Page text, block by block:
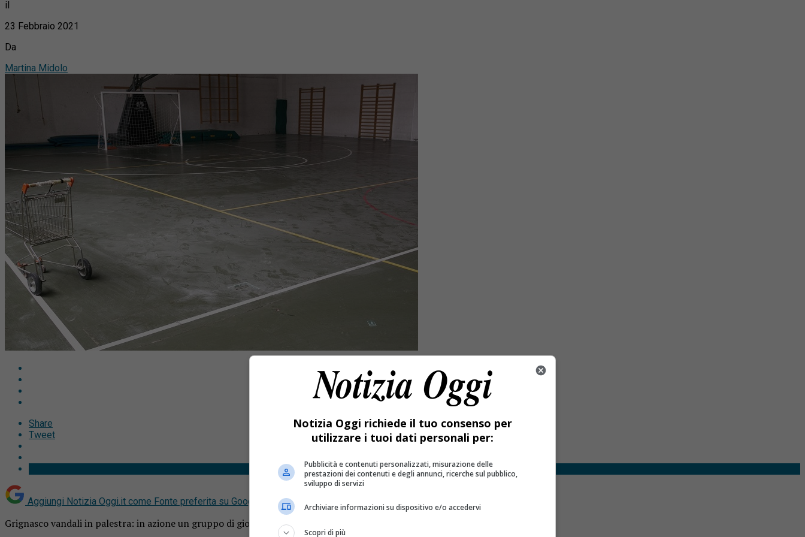
il
23 Febbraio 2021
Da
Martina Midolo
Share
Tweet
Aggiungi Notizia Oggi.it come Fonte preferita su Google
Grignasco vandali in palestra: in azione un gruppo di giovani.
Notizia Oggi richiede il tuo consenso per
utilizzare i tuoi dati personali per:
Pubblicità e contenuti personalizzati, misurazione delle
prestazioni dei contenuti e degli annunci, ricerche sul pubblico,
sviluppo di servizi
Archiviare informazioni su dispositivo e/o accedervi
Scopri di più